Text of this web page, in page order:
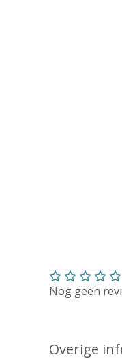
Nog geen
Overige